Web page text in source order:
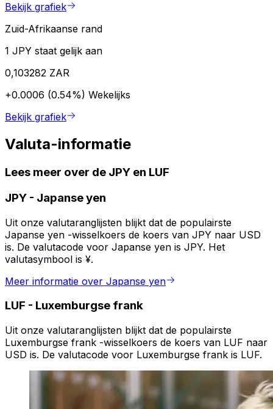
Bekijk grafiek
Zuid-Afrikaanse rand
1 JPY staat gelijk aan
0,103282 ZAR
+0.0006 (0.54%) Wekelijks
Bekijk grafiek
Valuta-informatie
Lees meer over de JPY en LUF
JPY - Japanse yen
Uit onze valutaranglijsten blijkt dat de populairste
Japanse yen -wisselkoers de koers van JPY naar USD
is. De valutacode voor Japanse yen is JPY. Het
valutasymbool is ¥.
Meer informatie over Japanse yen
LUF - Luxemburgse frank
Uit onze valutaranglijsten blijkt dat de populairste
Luxemburgse frank -wisselkoers de koers van LUF naar
USD is. De valutacode voor Luxemburgse frank is LUF.